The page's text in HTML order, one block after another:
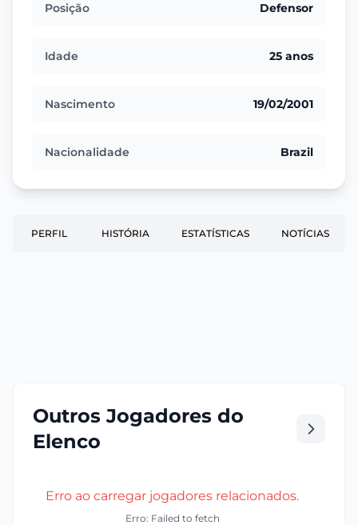
Posição Defensor
Idade 25 anos
Nascimento 19/02/2001
Nacionalidade Brazil
PERFIL HISTÓRIA ESTATÍSTICAS NOTÍCIAS
Outros Jogadores do
Elenco
Erro ao carregar jogadores relacionados.
Erro: Failed to fetch